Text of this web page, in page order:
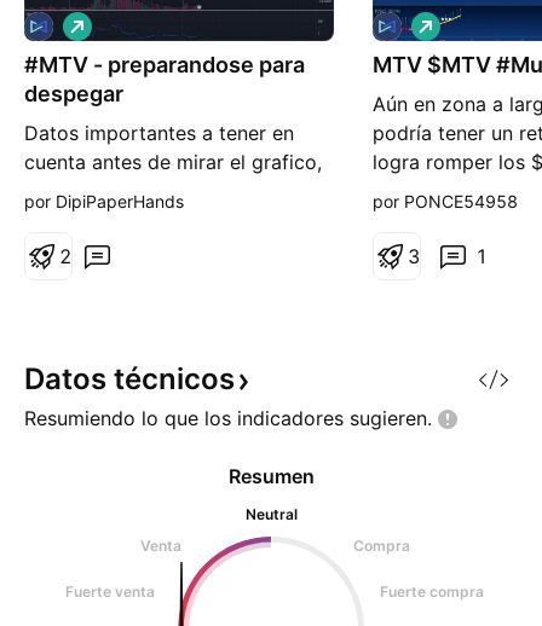
#MTV - preparandose para
despegar
Datos importantes a tener en
cuenta antes de mirar el grafico,
y suponer porque ahora. Multivac
capitalización de mercado
encuentran las gemas. Notable
incremento de volum
L
a
r
o
por DipiPaperHands
2
MTV $MTV
Aún en zona a
podría tener un
logra romper los
momento se
corto plazo a
L
a
r
o
por PONCE54958
1
3
Datos técnicos
Resumiendo lo que los indicadores sugieren.
Resumen
Neutral
Venta
Compra
Fuerte venta Fuerte compra